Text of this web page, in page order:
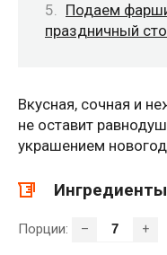
Подаем
праздничный
Вкусная, сочная и
не оставит
украшением
Ингредиенты
Порции: – +